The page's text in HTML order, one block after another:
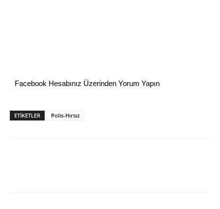
Facebook Hesabınız Üzerinden Yorum Yapın
ETİKETLER Polis-Hırsız